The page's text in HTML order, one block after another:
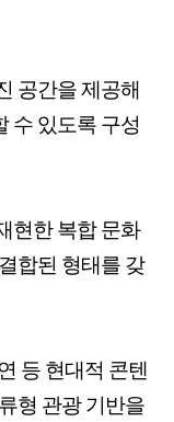
공간을 제공해
수 있도록 구성
현한 복합 문화
합된 형태를 갖
등 현대적 콘텐
형 관광 기반을